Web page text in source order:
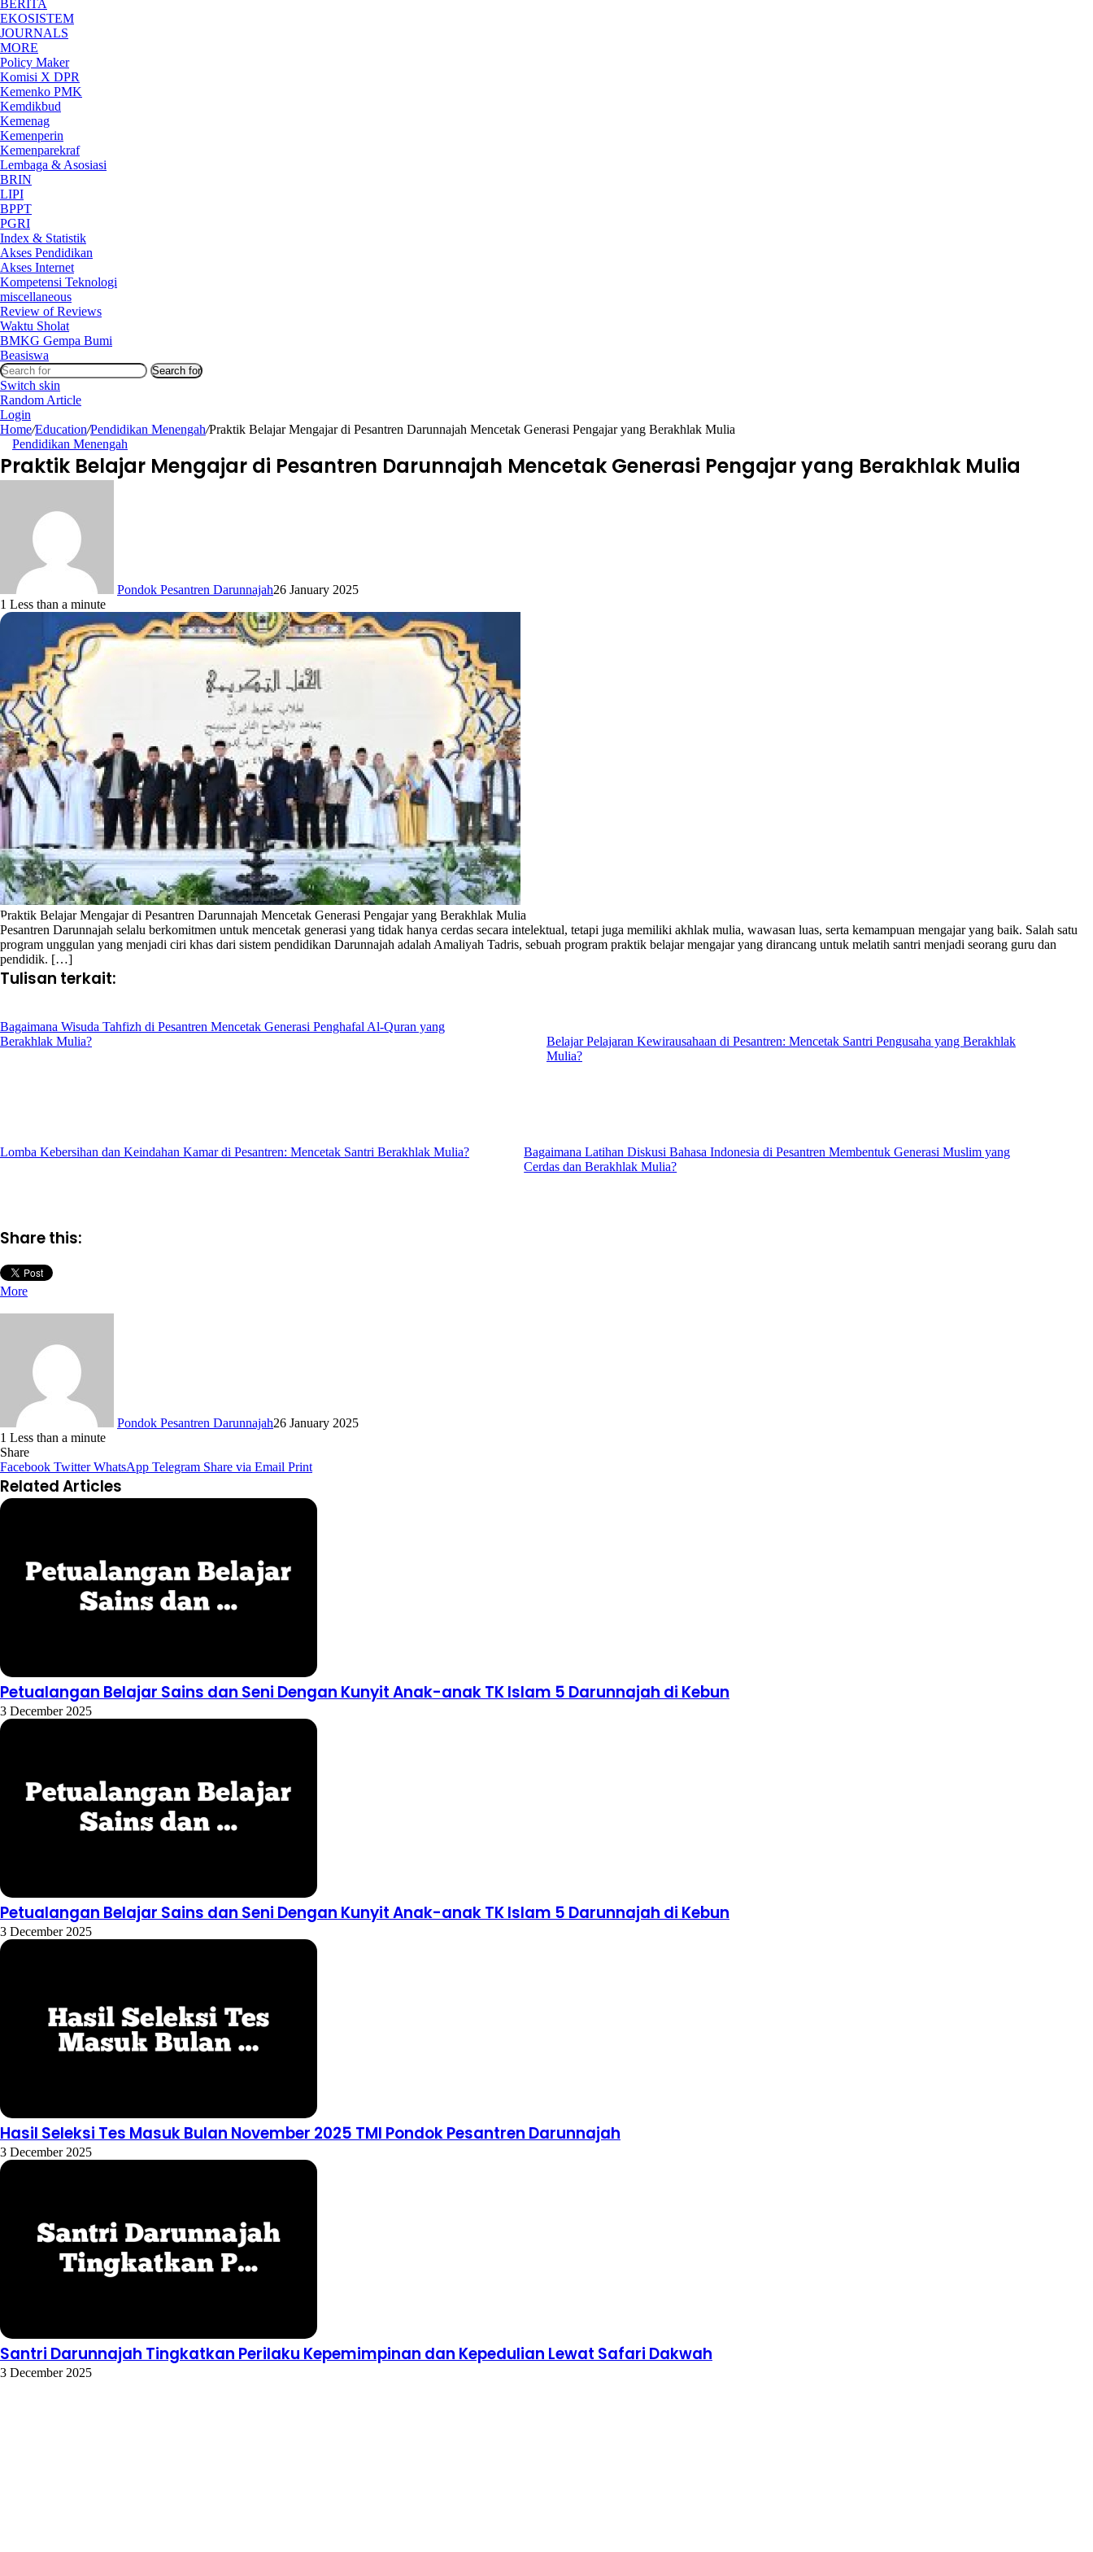
BERITA
EKOSISTEM
JOURNALS
MORE
Policy Maker
Komisi X DPR
Kemenko PMK
Kemdikbud
Kemenag
Kemenperin
Kemenparekraf
Lembaga & Asosiasi
BRIN
LIPI
BPPT
PGRI
Index & Statistik
Akses Pendidikan
Akses Internet
Kompetensi Teknologi
miscellaneous
Review of Reviews
Waktu Sholat
BMKG Gempa Bumi
Beasiswa
Search for
Switch skin
Random Article
Login
Home/Education/Pendidikan Menengah/Praktik Belajar Mengajar di Pesantren Darunnajah Mencetak Generasi Pengajar yang Berakhlak Mulia
Pendidikan Menengah
Praktik Belajar Mengajar di Pesantren Darunnajah Mencetak Generasi Pengajar yang Berakhlak Mulia
Pondok Pesantren Darunnajah26 January 2025
1 Less than a minute
Praktik Belajar Mengajar di Pesantren Darunnajah Mencetak Generasi Pengajar yang Berakhlak Mulia
Pesantren Darunnajah selalu berkomitmen untuk mencetak generasi yang tidak hanya cerdas secara intelektual, tetapi juga memiliki akhlak mulia, wawasan luas, serta kemampuan mengajar yang baik. Salah satu
program unggulan yang menjadi ciri khas dari sistem pendidikan Darunnajah adalah Amaliyah Tadris, sebuah program praktik belajar mengajar yang dirancang untuk melatih santri menjadi seorang guru dan
pendidik. […]
Tulisan terkait:
Bagaimana Wisuda Tahfizh di Pesantren Mencetak Generasi Penghafal Al-Quran yang
Berakhlak Mulia?
Belajar Pelajaran Kewirausahaan di Pesantren: Mencetak Santri Pengusaha yang Berakhlak
Mulia?
Lomba Kebersihan dan Keindahan Kamar di Pesantren: Mencetak Santri Berakhlak Mulia?
Bagaimana Latihan Diskusi Bahasa Indonesia di Pesantren Membentuk Generasi Muslim yang
Cerdas dan Berakhlak Mulia?
Share this:
More
Pondok Pesantren Darunnajah26 January 2025
1 Less than a minute
Share
Facebook Twitter WhatsApp Telegram Share via Email Print
Related Articles
Petualangan Belajar Sains dan Seni Dengan Kunyit Anak-anak TK Islam 5 Darunnajah di Kebun
3 December 2025
Petualangan Belajar Sains dan Seni Dengan Kunyit Anak-anak TK Islam 5 Darunnajah di Kebun
3 December 2025
Hasil Seleksi Tes Masuk Bulan November 2025 TMI Pondok Pesantren Darunnajah
3 December 2025
Santri Darunnajah Tingkatkan Perilaku Kepemimpinan dan Kepedulian Lewat Safari Dakwah
3 December 2025